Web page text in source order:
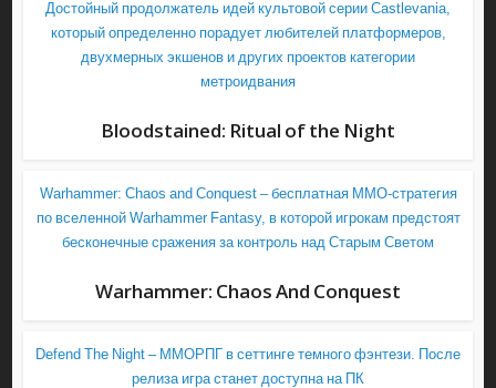
Достойный продолжатель идей культовой серии Castlevania,
который определенно порадует любителей платформеров,
двухмерных экшенов и других проектов категории
метроидвания
Bloodstained: Ritual of the Night
Warhammer: Chaos and Conquest – бесплатная ММО-стратегия
по вселенной Warhammer Fantasy, в которой игрокам предстоят
бесконечные сражения за контроль над Старым Светом
Warhammer: Chaos And Conquest
Defend The Night – ММОРПГ в сеттинге темного фэнтези. После
релиза игра станет доступна на ПК